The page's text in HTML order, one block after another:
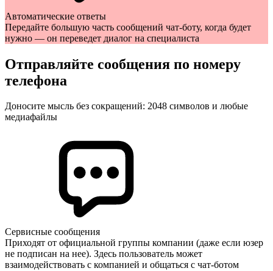
Автоматические ответы
Передайте большую часть сообщений чат-боту, когда будет
нужно — он переведет диалог на специалиста
Отправляйте сообщения по номеру
телефона
Доносите мысль без сокращений: 2048 символов и любые
медиафайлы
Сервисные сообщения
Приходят от официальной группы компании (даже если юзер
не подписан на нее). Здесь пользователь может
взаимодействовать с компанией и общаться с чат-ботом